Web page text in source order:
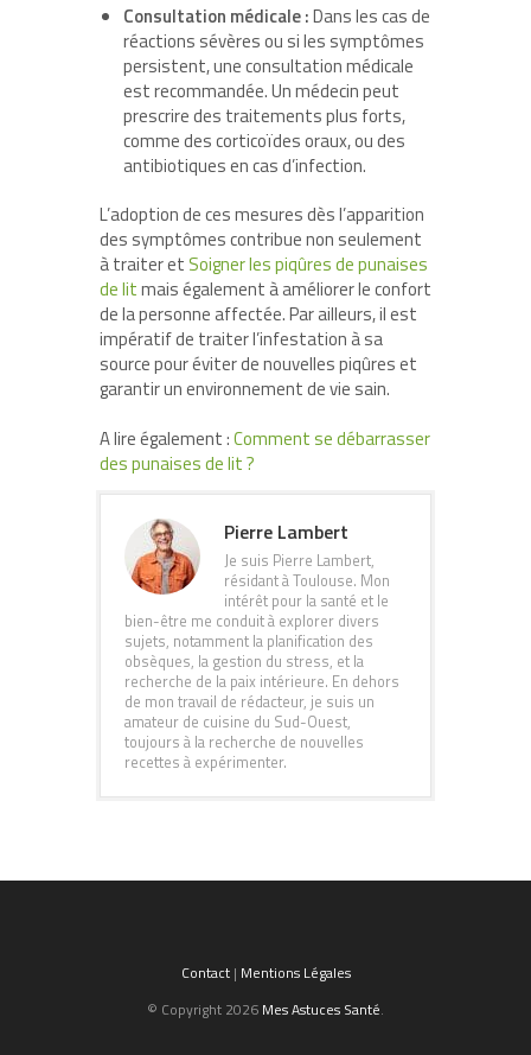
Consultation médicale :Dans les cas de
réactions sévères ou si les symptômes
persistent, une consultation médicale
est recommandée. Un médecin peut
prescrire des traitements plus forts,
comme des corticoïdes oraux, ou des
antibiotiques en cas d’infection.
L’adoption de ces mesures dès l’apparition
des symptômes contribue non seulement
à traiter et Soigner les piqûres de punaises
de litmais également à améliorer le confort
de la personne affectée. Par ailleurs, il est
impératif de traiter l’infestation à sa
source pour éviter de nouvelles piqûres et
garantir un environnement de vie sain.
A lire également :Comment se débarrasser
des punaises de lit ?
Pierre Lambert
Je suis Pierre Lambert,
résidant à Toulouse. Mon
intérêt pour la santé et le
bien-être me conduit à explorer divers
sujets, notamment la planification des
obsèques, la gestion du stress, et la
recherche de la paix intérieure. En dehors
de mon travail de rédacteur, je suis un
amateur de cuisine du Sud-Ouest,
toujours à la recherche de nouvelles
recettes à expérimenter.
Contact| Mentions Légales
© Copyright 2026 Mes Astuces Santé.